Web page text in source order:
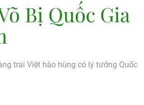
Bị Quốc Gia
trai Việt hào hùng có lý tưởng Quốc